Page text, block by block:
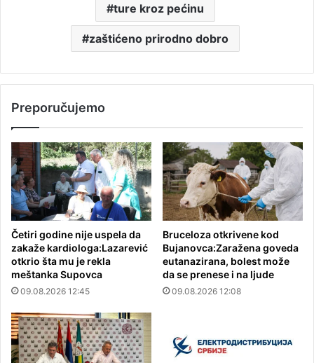
ture kroz pećinu
zaštićeno prirodno dobro
Preporučujemo
Četiri godine nije uspela da
zakaže kardiologa:Lazarević
otkrio šta mu je rekla
meštanka Supovca
09.08.2026 12:45
Bruceloza otkrivene kod
Bujanovca:Zaražena goveda
eutanazirana, bolest može
da se prenese i na ljude
09.08.2026 12:08